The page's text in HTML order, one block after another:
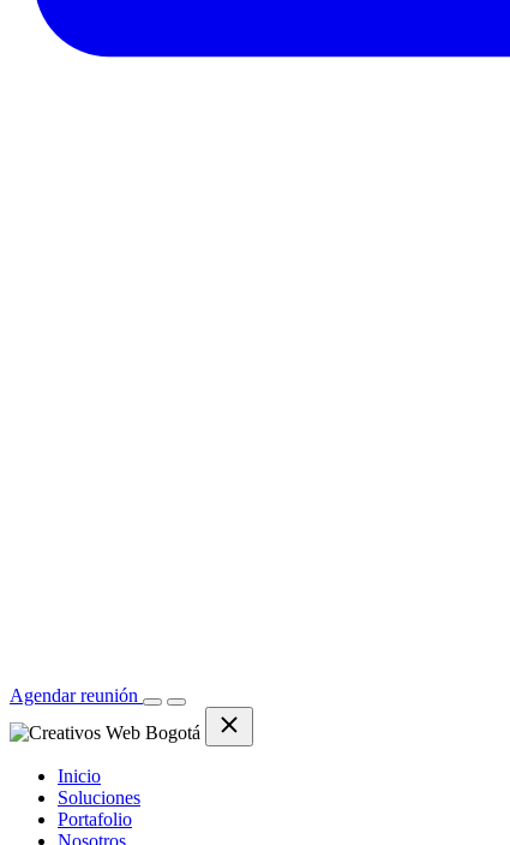
Agendar reunión
Inicio
Soluciones
Portafolio
Nosotros